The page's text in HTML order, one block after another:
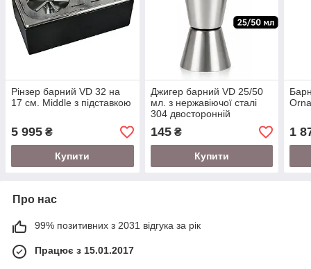
Рінзер барний VD 32 на
17 см. Middle з підставкою
5 995 ₴
Купити
Джигер барний VD 25/50
мл. з нержавіючої сталі
304 двосторонній
145₴
Купити
1
Про нас
99% позитивних з 2031 відгука за рік
Працює з 15.01.2017